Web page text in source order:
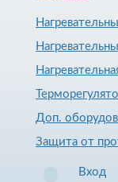
Доп.
Защита от
Вход